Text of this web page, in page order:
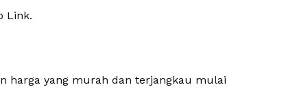
Link.
harga yang murah dan terjangkau mulai